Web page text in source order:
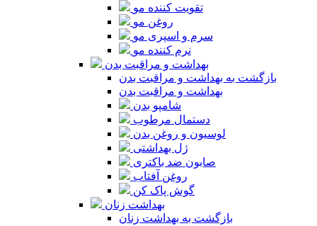
تقویت کننده مو
روغن مو
سرم و اسپری مو
نرم کننده مو
بهداشت و مراقبت بدن
بازگشت به بهداشت و مراقبت بدن
بهداشت و مراقبت بدن
شامپو بدن
دستمال مرطوب
لوسیون و روغن بدن
ژل بهداشتی
صابون ضد باکتری
روغن آفتاب
گوش پاک کن
بهداشت زنان
بازگشت به بهداشت زنان